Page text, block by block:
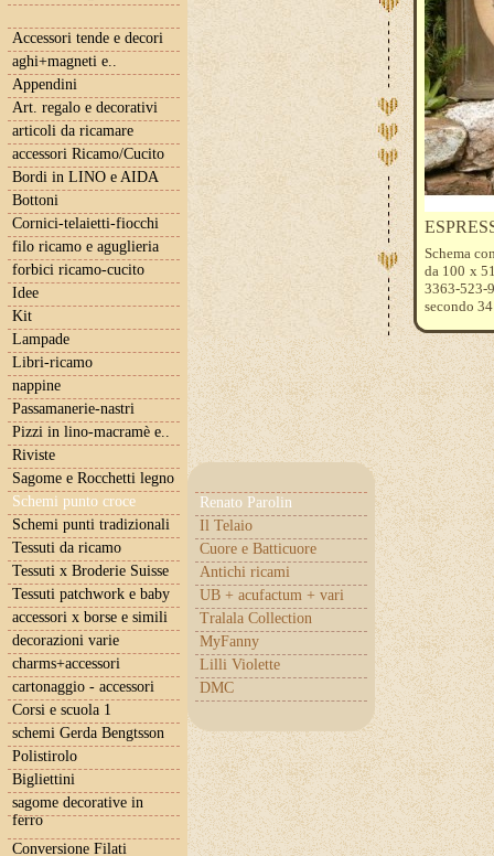
Accessori tende e decori
aghi+magneti e..
Appendini
Art. regalo e decorativi
articoli da ricamare
accessori Ricamo/Cucito
Bordi in LINO e AIDA
Bottoni
Cornici-telaietti-fiocchi
filo ricamo e aguglieria
forbici ricamo-cucito
Idee
Kit
Lampade
Libri-ricamo
nappine
Passamanerie-nastri
Pizzi in lino-macramè e..
Riviste
Sagome e Rocchetti legno
Schemi punto croce
Renato Parolin
Il Telaio
Cuore e Batticuore
Antichi ricami
UB + acufactum + vari
Tralala Collection
MyFanny
Lilli Violette
DMC
Schemi punti tradizionali
Tessuti da ricamo
Tessuti x Broderie Suisse
Tessuti patchwork e baby
accessori x borse e simili
decorazioni varie
charms+accessori
cartonaggio - accessori
Corsi e scuola 1
schemi Gerda Bengtsson
Polistirolo
Bigliettini
sagome decorative in
ferro
Conversione Filati
Schema
da 100 x
3363-523-
secondo